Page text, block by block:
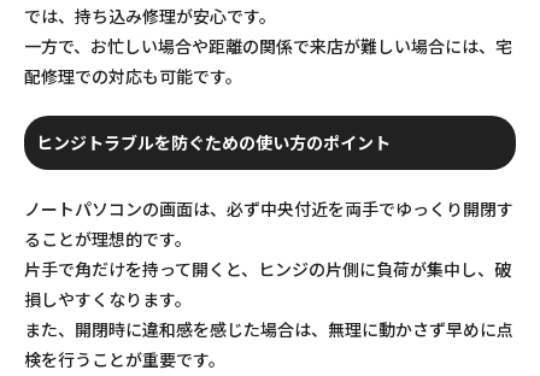
では、持ち込み修理が安心です。
一方で、お忙しい場合や距離の関係で来店が難しい場合には、宅
配修理での対応も可能です。
ヒンジトラブルを防ぐための使い方のポイント
ノートパソコンの画面は、必ず中央付近を両手でゆっくり開閉す
ることが理想的です。
片手で角だけを持って開くと、ヒンジの片側に負荷が集中し、破
損しやすくなります。
また、開閉時に違和感を感じた場合は、無理に動かさず早めに点
検を行うことが重要です。